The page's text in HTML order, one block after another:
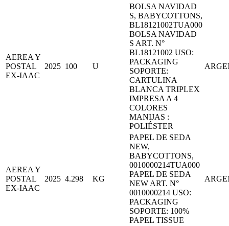
AEREA Y
POSTAL
EX-IAAC
2025 100 U
BOLSA NAVIDAD
S, BABYCOTTONS,
BL18121002TUA000
BOLSA NAVIDAD
S ART. N°
BL18121002 USO:
PACKAGING
SOPORTE:
CARTULINA
BLANCA TRIPLEX
IMPRESA A 4
COLORES
MANIJAS :
POLIÉSTER
AEREA Y
POSTAL
EX-IAAC
2025 4.298 KG
PAPEL DE SEDA
NEW,
BABYCOTTONS,
0010000214TUA000
PAPEL DE SEDA
NEW ART. N°
0010000214 USO:
PACKAGING
SOPORTE: 100%
PAPEL TISSUE